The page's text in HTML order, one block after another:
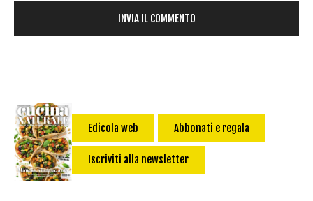
Edicola web Abbonati e regala
Iscriviti alla newsletter